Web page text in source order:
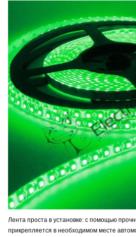
Лента проста в установке: с помощью
прикрепляется в необходимом месте